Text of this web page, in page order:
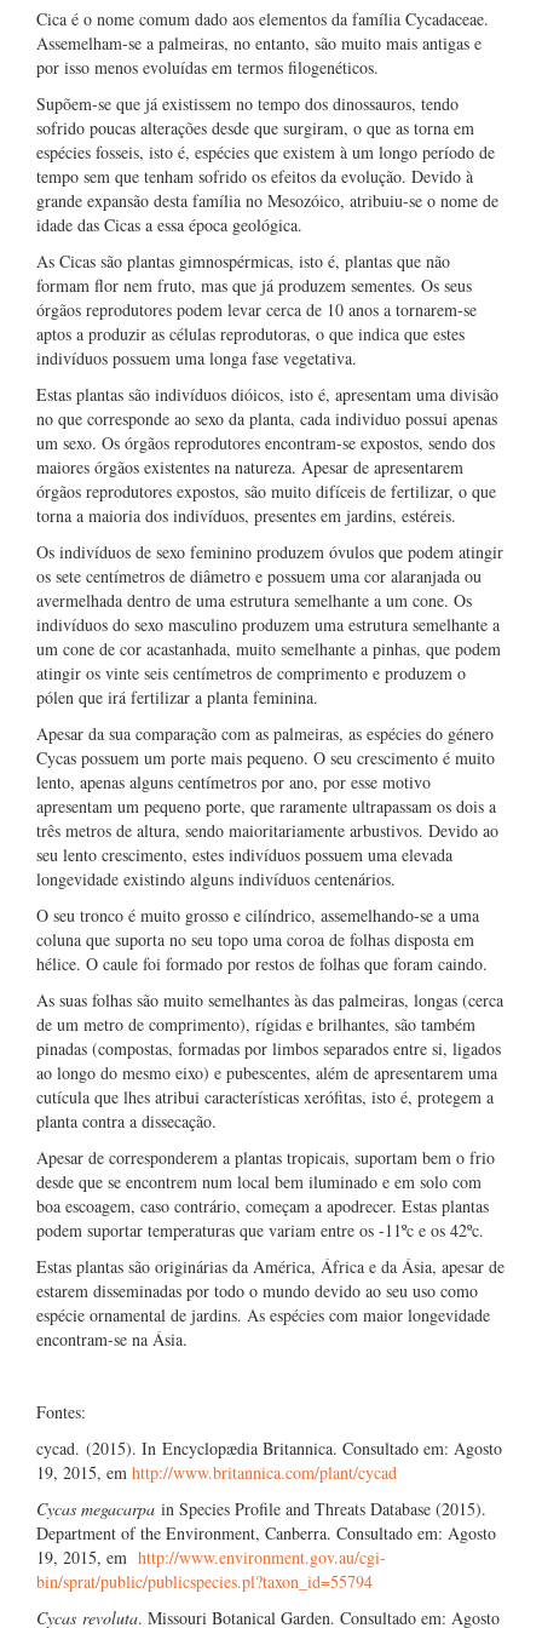
Cica é o nome comum dado aos elementos da família Cycadaceae.
Assemelham-se a palmeiras, no entanto, são muito mais antigas e
por isso menos evoluídas em termos filogenéticos.
Supõem-se que já existissem no tempo dos dinossauros, tendo
sofrido poucas alterações desde que surgiram, o que as torna em
espécies fosseis, isto é, espécies que existem à um longo período de
tempo sem que tenham sofrido os efeitos da evolução. Devido à
grande expansão desta família no Mesozóico, atribuiu-se o nome de
idade das Cicas a essa época geológica.
As Cicas são plantas gimnospérmicas, isto é, plantas que não
formam flor nem fruto, mas que já produzem sementes. Os seus
órgãos reprodutores podem levar cerca de 10 anos a tornarem-se
aptos a produzir as células reprodutoras, o que indica que estes
indivíduos possuem uma longa fase vegetativa.
Estas plantas são indivíduos dióicos, isto é, apresentam uma divisão
no que corresponde ao sexo da planta, cada individuo possui apenas
um sexo. Os órgãos reprodutores encontram-se expostos, sendo dos
maiores órgãos existentes na natureza. Apesar de apresentarem
órgãos reprodutores expostos, são muito difíceis de fertilizar, o que
torna a maioria dos indivíduos, presentes em jardins, estéreis.
Os indivíduos de sexo feminino produzem óvulos que podem atingir
os sete centímetros de diâmetro e possuem uma cor alaranjada ou
avermelhada dentro de uma estrutura semelhante a um cone. Os
indivíduos do sexo masculino produzem uma estrutura semelhante a
um cone de cor acastanhada, muito semelhante a pinhas, que podem
atingir os vinte seis centímetros de comprimento e produzem o
pólen que irá fertilizar a planta feminina.
Apesar da sua comparação com as palmeiras, as espécies do género
Cycas possuem um porte mais pequeno. O seu crescimento é muito
lento, apenas alguns centímetros por ano, por esse motivo
apresentam um pequeno porte, que raramente ultrapassam os dois a
três metros de altura, sendo maioritariamente arbustivos. Devido ao
seu lento crescimento, estes indivíduos possuem uma elevada
longevidade existindo alguns indivíduos centenários.
O seu tronco é muito grosso e cilíndrico, assemelhando-se a uma
coluna que suporta no seu topo uma coroa de folhas disposta em
hélice. O caule foi formado por restos de folhas que foram caindo.
As suas folhas são muito semelhantes às das palmeiras, longas (cerca
de um metro de comprimento), rígidas e brilhantes, são também
pinadas (compostas, formadas por limbos separados entre si, ligados
ao longo do mesmo eixo) e pubescentes, além de apresentarem uma
cutícula que lhes atribui características xerófitas, isto é, protegem a
planta contra a dissecação.
Apesar de corresponderem a plantas tropicais, suportam bem o frio
desde que se encontrem num local bem iluminado e em solo com
boa escoagem, caso contrário, começam a apodrecer. Estas plantas
podem suportar temperaturas que variam entre os -11ºc e os 42ºc.
Estas plantas são originárias da América, África e da Ásia, apesar de
estarem disseminadas por todo o mundo devido ao seu uso como
espécie ornamental de jardins. As espécies com maior longevidade
encontram-se na Ásia.
Fontes:
cycad. (2015). In Encyclopædia Britannica. Consultado em: Agosto
19, 2015, em http://www.britannica.com/plant/cycad
Cycas megacarpa in Species Profile and Threats Database (2015).
Department of the Environment, Canberra. Consultado em: Agosto
19, 2015, em http://www.environment.gov.au/cgi-
bin/sprat/public/publicspecies.pl?taxon_id=55794
Cycas revoluta. Missouri Botanical Garden. Consultado em: Agosto